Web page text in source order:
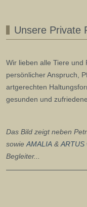
Unsere Private
Wir lieben alle Tiere und
persönlicher Anspruch,
artgerechten
gesunden und
Das Bild zeigt neben
sowieAMALIA &ARTUS
Begleiter...